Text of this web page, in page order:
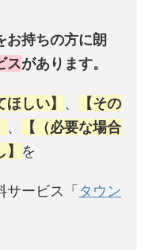
お持ちの方に朗
スがあります。
しい】 、
【その
、
【（必要な場合
を
ービス「 タウン